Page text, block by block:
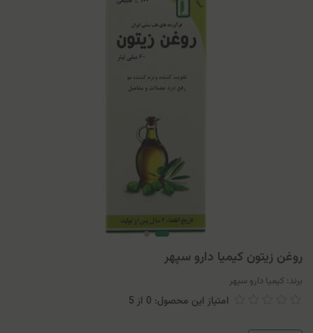
روغن زیتون کیمیا دارو سپهر
برند: کیمیا دارو سپهر
امتیاز این محصول: 0 از 5